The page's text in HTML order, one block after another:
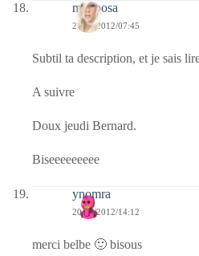
mariposa
21/06/2012/07:45
Subtil ta description, et je sais
A suivre
Doux jeudi Bernard.
Biseeeeeeeee
ynomra
20/06/2012/14:12
merci belbe 🙂 bisous